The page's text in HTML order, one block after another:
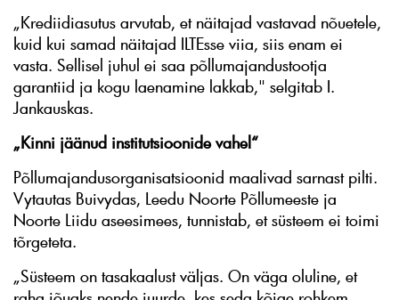
„Krediidiasutus arvutab, et näitajad vastavad nõuetele,
kuid kui samad näitajad ILTEsse viia, siis enam ei
vasta. Sellisel juhul ei saa põllumajandustootja
garantiid ja kogu laenamine lakkab," selgitab I.
Jankauskas.
„Kinni jäänud institutsioonide vahel“
Põllumajandusorganisatsioonid maalivad sarnast pilti.
Vytautas Buivydas, Leedu Noorte Põllumeeste ja
Noorte Liidu aseesimees, tunnistab, et süsteem ei toimi
tõrgeteta.
„Süsteem on tasakaalust väljas. On väga oluline, et